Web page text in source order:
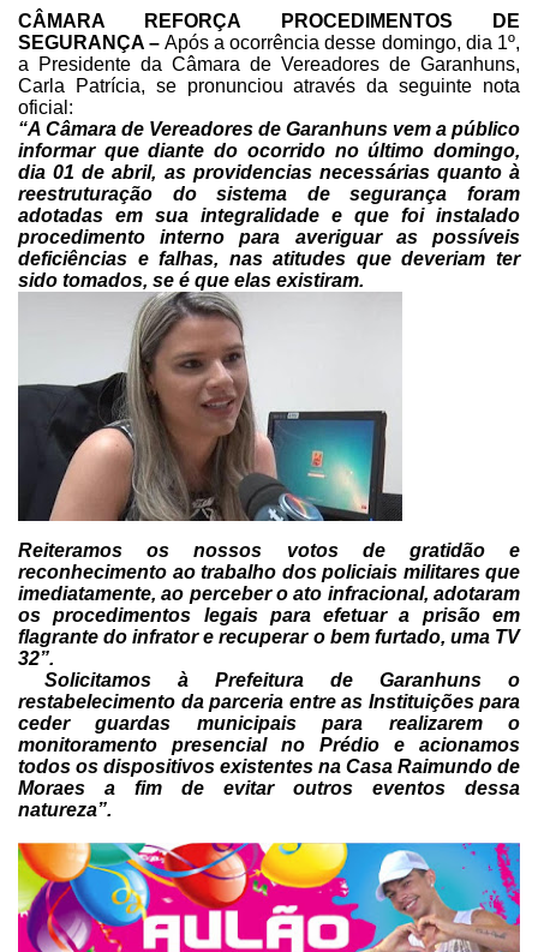
CÂMARA REFORÇA PROCEDIMENTOS DE
SEGURANÇA – Após a ocorrência desse domingo, dia 1º,
a Presidente da Câmara de Vereadores de Garanhuns,
Carla Patrícia, se pronunciou através da seguinte nota
oficial:
“A Câmara de Vereadores de Garanhuns vem a público
informar que diante do ocorrido no último domingo,
dia 01 de abril, as providencias necessárias quanto à
reestruturação do sistema desegurança foram
adotadas em sua integralidade e que foi instalado
procedimento interno para averiguar as possíveis
deficiências e falhas, nas atitudes quedeveriam ter
sido tomados, se é que elas existiram.
Reiteramos os nossos votos degratidão e
reconhecimento ao trabalho dos policiais militares que
imediatamente, ao perceber o ato infracional, adotaram
os procedimentos legaispara efetuar a prisão em
flagrante do infrator e recuperar o bem furtado, umaTV
32”.
Solicitamos à Prefeitura de Garanhuns o
restabelecimento da parceria entre as Instituições para
cederguardas municipais para realizarem o
monitoramento presencial no Prédio e acionamos
todos os dispositivos existentes na Casa Raimundo de
Moraes a fim de evitar outros eventos dessa
natureza”.